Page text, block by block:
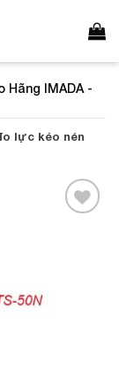
Hãng IMADA -
lực kéo nén